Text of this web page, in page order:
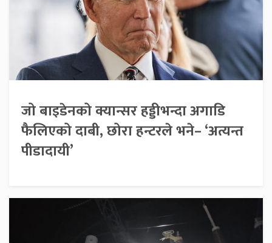
जो बाइडेनको क्यान्सर हड्डीभन्दा अगाडि
फैलिएको दाबी, छोरा हन्टरले भने– ‘अत्यन्त
पीडादायी’